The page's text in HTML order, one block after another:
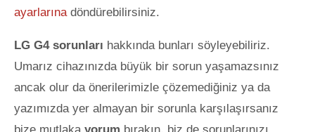
ayarlarınadöndürebilirsiniz.
LG G4 sorunları hakkında bunları söyleyebiliriz.
Umarız cihazınızda büyük bir sorun yaşamazsınız
ancak olur da önerilerimizle çözemediğiniz ya da
yazımızda yer almayan bir sorunla karşılaşırsanız